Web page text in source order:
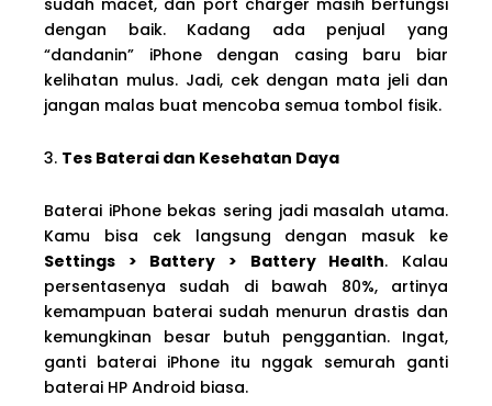
sudah macet, dan port charger masih berfungsi
dengan baik. Kadang ada penjual yang
“dandanin” iPhone dengan casing baru biar
kelihatan mulus. Jadi, cek dengan mata jeli dan
jangan malas buat mencoba semua tombol fisik.
3. Tes Baterai dan Kesehatan Daya
Baterai iPhone bekas sering jadi masalah utama.
Kamu bisa cek langsung dengan masuk ke
Settings > Battery > Battery Health. Kalau
persentasenya sudah di bawah 80%, artinya
kemampuan baterai sudah menurun drastis dan
kemungkinan besar butuh penggantian. Ingat,
ganti baterai iPhone itu nggak semurah ganti
baterai HP Android biasa.